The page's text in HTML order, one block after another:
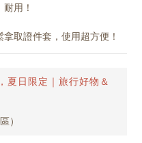
用！
取證件套，使用超方便！
夏日限定｜旅行好物＆
）